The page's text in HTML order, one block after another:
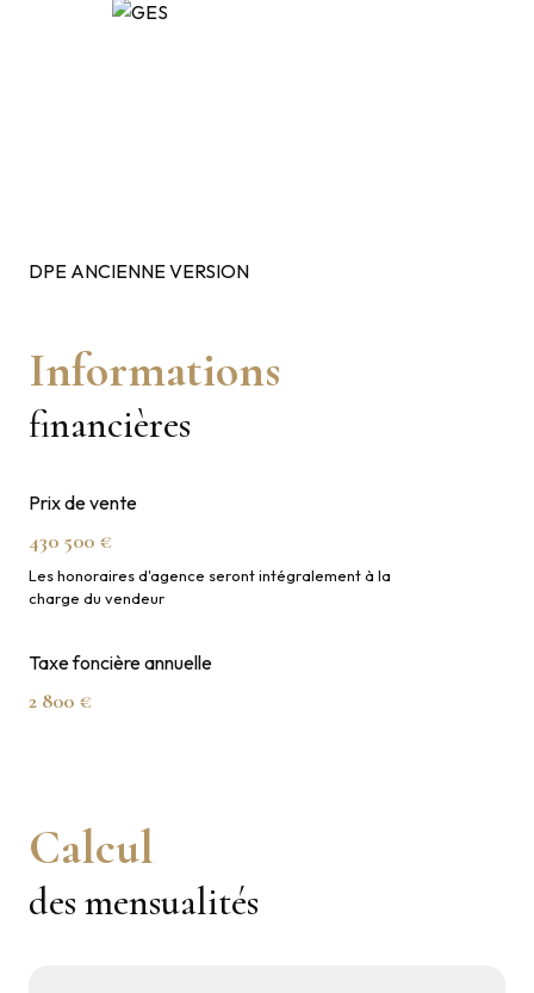
DPE ANCIENNE VERSION
Informations
financières
Prix de vente
430 500 €
Les honoraires d'agence seront intégralement à la
charge du vendeur
Taxe foncière annuelle
2 800 €
Calcul
des mensualités